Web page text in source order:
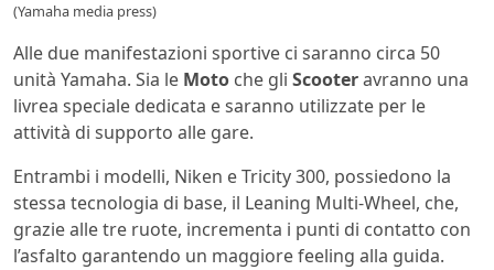
(Yamaha media press)
Alle due manifestazioni sportive ci saranno circa 50
unità Yamaha. Sia le Moto che gli Scooteravranno una
livrea speciale dedicata e saranno utilizzate per le
attività di supporto alle gare.
Entrambi i modelli, Niken e Tricity 300, possiedono la
stessa tecnologia di base, il Leaning Multi-Wheel, che,
grazie alle tre ruote, incrementa i punti di contatto con
l’asfalto garantendo un maggiore feeling alla guida.